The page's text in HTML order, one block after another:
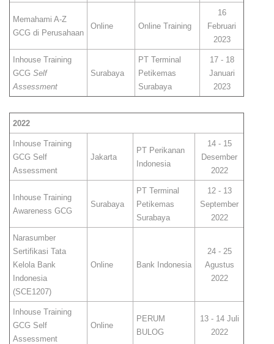
Memahami A-Z
GCG di Perusahaan
Online Online Training
16
Februari
2023
Inhouse Training
GCG Self
Assessment
Surabaya
PT Terminal
Petikemas
Surabaya
17 - 18
Januari
2023
2022
Inhouse Training
GCG Self
Assessment
Jakarta
PT Perikanan
Indonesia
14 - 15
Desember
2022
Inhouse Training
Awareness GCG
Surabaya
PT Terminal
Petikemas
Surabaya
12 - 13
September
2022
Narasumber
Sertifikasi Tata
Kelola Bank
Indonesia
(SCE1207)
Online Bank Indonesia
24 - 25
Agustus
2022
Inhouse Training
GCG Self
Assessment
Online
PERUM
BULOG
13 - 14 Juli
2022